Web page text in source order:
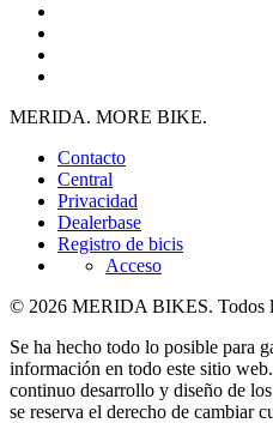
MERIDA. MORE BIKE.
Contacto
Central
Privacidad
Dealerbase
Registro de bicis
Acceso
© 2026 MERIDA BIKES. Todos
Se ha hecho todo lo posible para
información en todo este sitio
continuo desarrollo y diseño de
se reserva el derecho de cambiar